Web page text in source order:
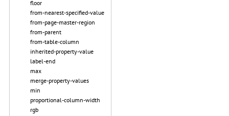
floor
from-nearest-specified-value
from-page-master-region
from-parent
from-table-column
inherited-property-value
label-end
max
merge-property-values
min
proportional-column-width
rgb